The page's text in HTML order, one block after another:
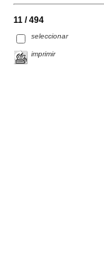
11 / 494
seleccionar
imprimir